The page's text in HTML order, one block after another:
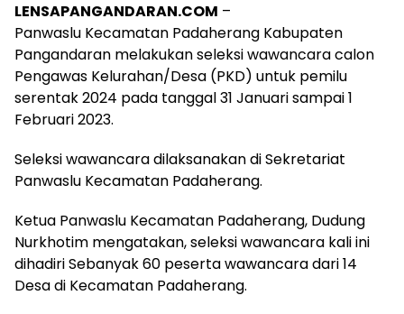
LENSAPANGANDARAN.COM –
Panwaslu Kecamatan Padaherang Kabupaten
Pangandaran melakukan seleksi wawancara calon
Pengawas Kelurahan/Desa (PKD) untuk pemilu
serentak 2024 pada tanggal 31 Januari sampai 1
Februari 2023.
Seleksi wawancara dilaksanakan di Sekretariat
Panwaslu Kecamatan Padaherang.
Ketua Panwaslu Kecamatan Padaherang, Dudung
Nurkhotim mengatakan, seleksi wawancara kali ini
dihadiri Sebanyak 60 peserta wawancara dari 14
Desa di Kecamatan Padaherang.